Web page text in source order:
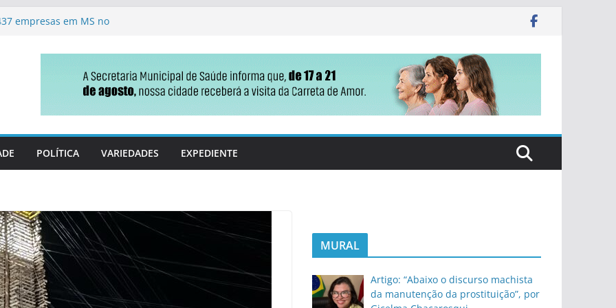
empresas em MS no
para o Senado
correm atrás de
estadual nas eleições
POLÍTICA VARIEDADES EXPEDIENTE
MURAL
Artigo: “Abaixo o discurso machista
da manutenção da prostituição”, por